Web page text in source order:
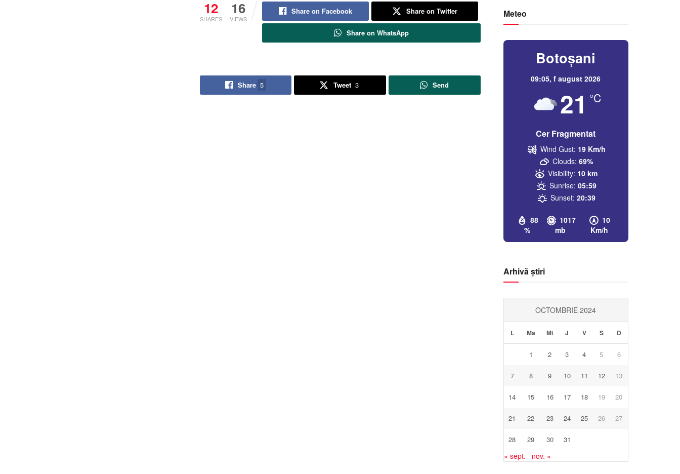
12
SHARES
16
VIEWS
Share on Facebook Share on Twitter
Share on WhatsApp
Share 5 Tweet 3 Send
Meteo
Botoșani
09:05,f august 2026
21 °C
Cer Fragmentat
88
%
1017
mb
10
Km/h
Wind Gust: 19 Km/h
Clouds: 69%
Visibility: 10 km
Sunrise: 05:59
Sunset: 20:39
Arhivă știri
OCTOMBRIE 2024
L Ma Mi J V S D
1 2 3 4 5 6
7 8 9 10 11 12 13
14 15 16 17 18 19 20
21 22 23 24 25 26 27
28 29 30 31
« sept. nov. »